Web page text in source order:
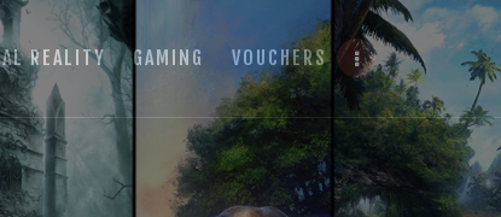
REALITY GAMING VOUCHERS
SCHLADMING
/ Multiplayer Gaming